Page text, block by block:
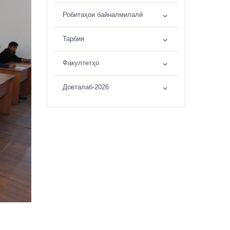
Робитаҳои байналмилалӣ
Тарбия
Факултетҳо
Довталаб-2026